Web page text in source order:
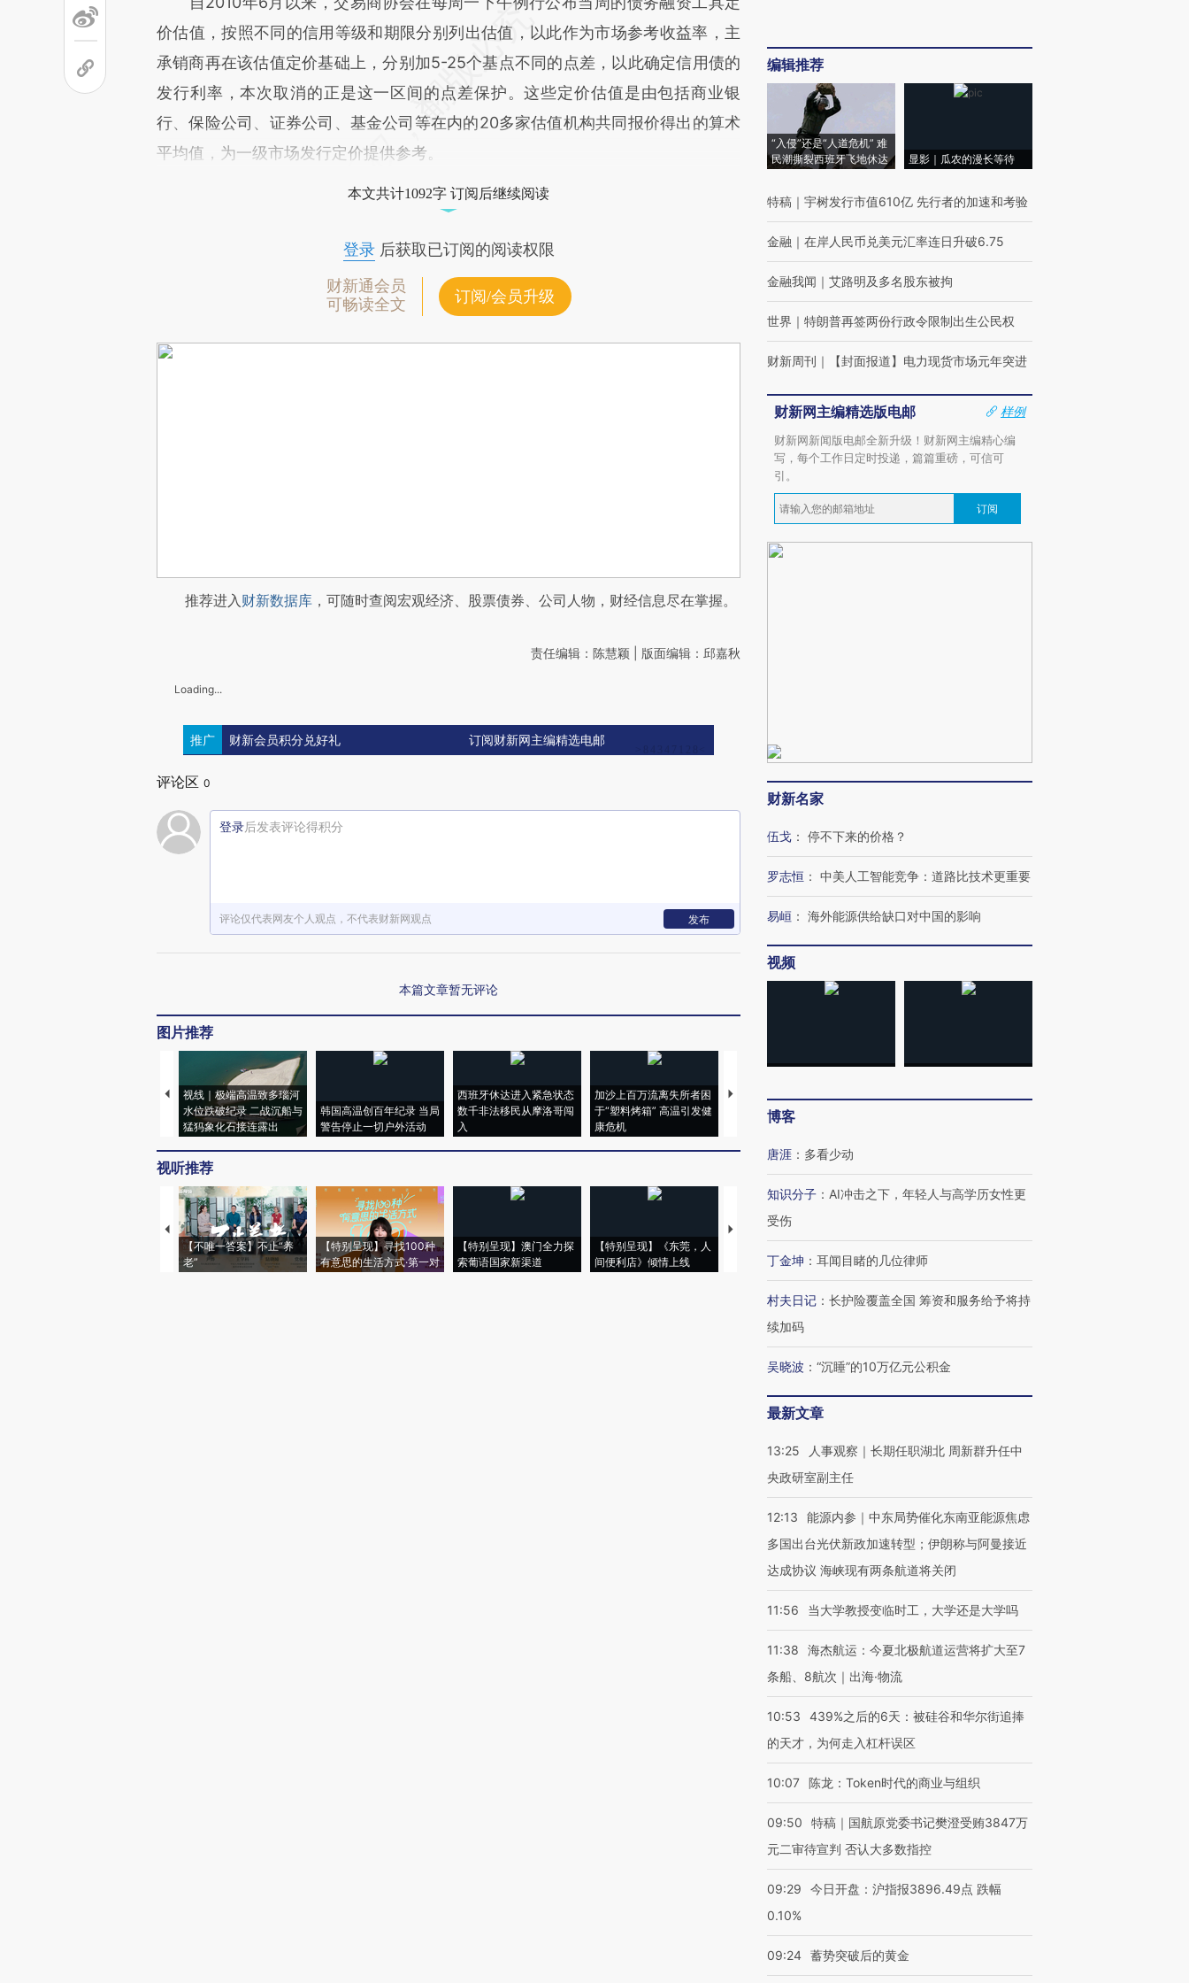
价估值，按照不同的信用等级和期限分别列出估值，以此作为市场参考收益率，主
承销商再在该估值定价基础上，分别加5-25个基点不同的点差，以此确定信用债的
发行利率，本次取消的正是这一区间的点差保护。这些定价估值是由包括商业银
行、保险公司、证券公司、基金公司等在内的20多家估值机构共同报价得出的算术
平均值，为一级市场发行定价提供参考。
本文共计1092字 订阅后继续阅读
登录后获取已订阅的阅读权限
财新通会员
可畅读全文
订阅/会员升级
推荐进入财新数据库 ，可随时查阅宏观经济、股票债券、公司人物，财经信息尽在掌握。
责任编辑：陈慧颖 | 版面编辑：邱嘉秋
Loading...
推广 财新会员积分兑好礼 订阅财新网主编精选电邮
评论区 0
登录后发表评论得积分
评论仅代表网友个人观点，不代表财新网观点 发布
本篇文章暂无评论
图片推荐
视线｜极端高温致多瑙河
水位跌破纪录 二战沉船与
猛犸象化石接连露出
韩国高温创百年纪录 当局
警告停止一切户外活动
西班牙休达进入紧急状态
数千非法移民从摩洛哥闯
入
加沙上百万流离失所者困
于“塑料烤箱” 高温引发健
康危机
视线｜HYROX的吸金
术：是什么让中产们甘
心“花钱找虐”？
视听推荐
【不唯一答案】不止“养
老”
【特别呈现】寻找100种
有意思的生活方式·第一对
【特别呈现】澳门全力探
索葡语国家新渠道
【特别呈现】《东莞，人
间便利店》倾情上线
【推广】走进第四届链博
有意思的生活方式·第三对
编辑推荐
“入侵”还是“人道危机” 难
民潮撕裂西班牙飞地休达
显影｜瓜农的漫长等待
特稿 ｜ 宇树发行市值610亿 先行者的加速和考验
金融 ｜ 在岸人民币兑美元汇率连日升破6.75
金融我闻 ｜ 艾路明及多名股东被拘
世界 ｜ 特朗普再签两份行政令限制出生公民权
财新周刊 ｜ 【封面报道】电力现货市场元年突进
财新网主编精选版电邮
样例
财新网新闻版电邮全新升级！财新网主编精心编
写，每个工作日定时投递，篇篇重磅，可信可
引。
订阅
财新名家
伍戈 ： 停不下来的价格？
罗志恒 ： 中美人工智能竞争：道路比技术更重要
易峘 ： 海外能源供给缺口对中国的影响
视频
博客
唐涯 ： 多看少动
知识分子 ： AI冲击之下，年轻人与高学历女性更
受伤
丁金坤 ： 耳闻目睹的几位律师
村夫日记 ： 长护险覆盖全国 筹资和服务给予将持
续加码
吴晓波 ： “沉睡”的10万亿元公积金
最新文章
13:25
人事观察｜长期任职湖北 周新群升任中
央政研室副主任
12:13
能源内参｜中东局势催化东南亚能源焦虑
多国出台光伏新政加速转型；伊朗称与阿曼接近
达成协议 海峡现有两条航道将关闭
11:56 当大学教授变临时工，大学还是大学吗
11:38
海杰航运：今夏北极航道运营将扩大至7
条船、8航次｜出海·物流
10:53
439%之后的6天：被硅谷和华尔街追捧
的天才，为何走入杠杆误区
10:07 陈龙：Token时代的商业与组织
09:50
特稿｜国航原党委书记樊澄受贿3847万
元二审待宣判 否认大多数指控
09:29
今日开盘：沪指报3896.49点 跌幅
0.10%
09:24 蓄势突破后的黄金